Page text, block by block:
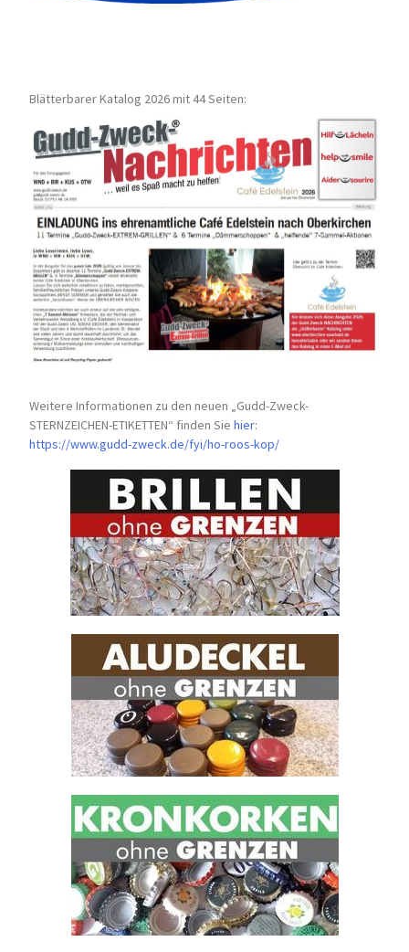
Blätterbarer Katalog 2026 mit 44 Seiten:
Weitere Informationen zu den neuen „Gudd-Zweck-
STERNZEICHEN-ETIKETTEN“ finden Siehier:
https://www.gudd-zweck.de/fyi/ho-roos-kop/